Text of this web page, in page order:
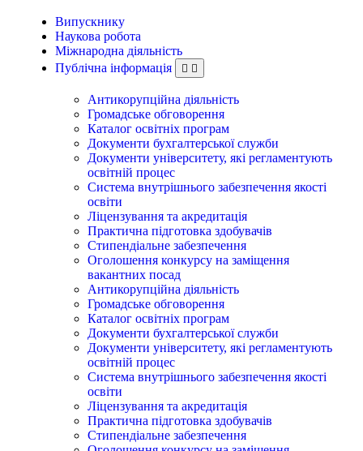
Випускнику
Наукова робота
Міжнародна діяльність
Публічна інформація
Антикорупційна діяльність
Громадське обговорення
Каталог освітніх програм
Документи бухгалтерської служби
Документи університету, які регламентують
освітній процес
Система внутрішнього забезпечення якості
освіти
Ліцензування та акредитація
Практична підготовка здобувачів
Стипендіальне забезпечення
Оголошення конкурсу на заміщення
вакантних посад
Антикорупційна діяльність
Громадське обговорення
Каталог освітніх програм
Документи бухгалтерської служби
Документи університету, які регламентують
освітній процес
Система внутрішнього забезпечення якості
освіти
Ліцензування та акредитація
Практична підготовка здобувачів
Стипендіальне забезпечення